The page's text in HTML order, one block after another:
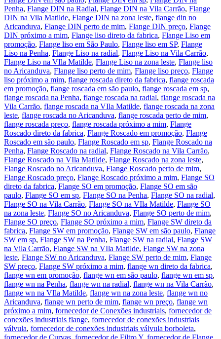
Penha, Flange DIN na Radial, Flange DIN na Vila Carrão, Flange
DIN na Vila Matilde, Flange DIN na zona leste, flange din no
Aricanduva, Flange DIN perto de mim, Flange DIN preço, Flange
DIN próximo a mim, Flange liso direto da fabrica, Flange Liso em
promoção, Flange liso em São Paulo, Flange liso em SP, Flange
Liso na Penha, Flange Liso na radial, Flange Liso na Vila Carrão,
Flange Liso na VIla Matilde, Flange Liso na zona leste, Flange liso
no Aricanduva, Flange liso perto de mim, Flange liso preço, Flange
liso próximo a mim, flange roscada direto da fabrica, flange roscada
em promoção, flange roscada em são paulo, flange roscada em sp,
flange roscada na Penha, flange roscada na radial, flange roscada na
Vila Carrão, flange roscada na VIla Matilde, flange roscada na zona
leste, flange roscada no Aricanduva, flange roscada perto de mim,
flange roscada preço, flange roscada próximo a mim, Flange
Roscado direto da fabrica, Flange Roscado em promoção, Flange
Roscado em são paulo, Flange Roscado em sp, Flange Roscado na
Penha, Flange Roscado na radial, Flange Roscado na Vila Carrão,
Flange Roscado na VIla Matilde, Flange Roscado na zona leste,
Flange Roscado no Aricanduva, Flange Roscado perto de mim,
Flange Roscado preço, Flange Roscado próximo a mim, Flange SO
direto da fabrica, Flange SO em promoção, Flange SO em são
paulo, Flange SO em sp, Flange SO na Penha, Flange SO na radial,
Flange SO na Vila Carrão, Flange SO na VIla Matilde, Flange SO
na zona leste, Flange SO no Aricanduva, Flange SO perto de mim,
Flange SO preço, Flange SO próximo a mim, Flange SW direto da
fabrica, Flange SW em promoção, Flange SW em são paulo, Flange
SW em sp, Flange SW na Penha, Flange SW na radial, Flange SW
na Vila Carrão, Flange SW na VIla Matilde, Flange SW na zona
leste, Flange SW no Aricanduva, Flange SW perto de mim, Flange
SW preço, Flange SW próximo a mim, flange wn direto da fabrica,
flange wn em promoção, flange wn em são paulo, flange wn em sp,
flange wn na Penha, flange wn na radial, flange wn na Vila Carrão,
flange wn na VIla Matilde, flange wn na zona leste, flange wn no
Aricanduva, flange wn perto de mim, flange wn preço, flange wn
próximo a mim, fornecedor de Conexões industriais, fornecedor de
conexões industriais flange, fornecedor de conexões industriais
válvula, fornecedor de conexões industriais válvula borboleta,
fornecedor de Curvas fornecedor de Filtro Y, fornecedor de Flange